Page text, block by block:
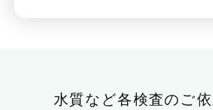
水質など各検査のご